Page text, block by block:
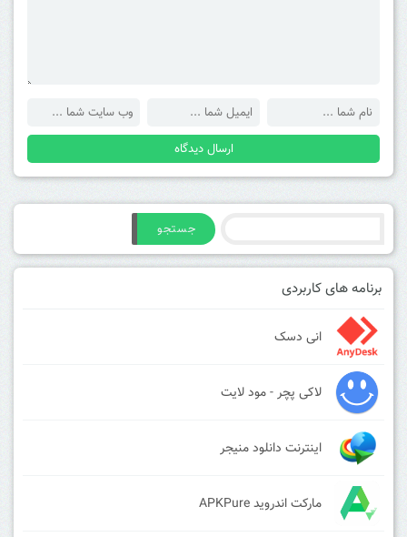
جستجو
برنامه های کاربردی
انی دسک
لاکی پچر - مود لایت
اینترنت دانلود منیجر
مارکت اندروید APKPure